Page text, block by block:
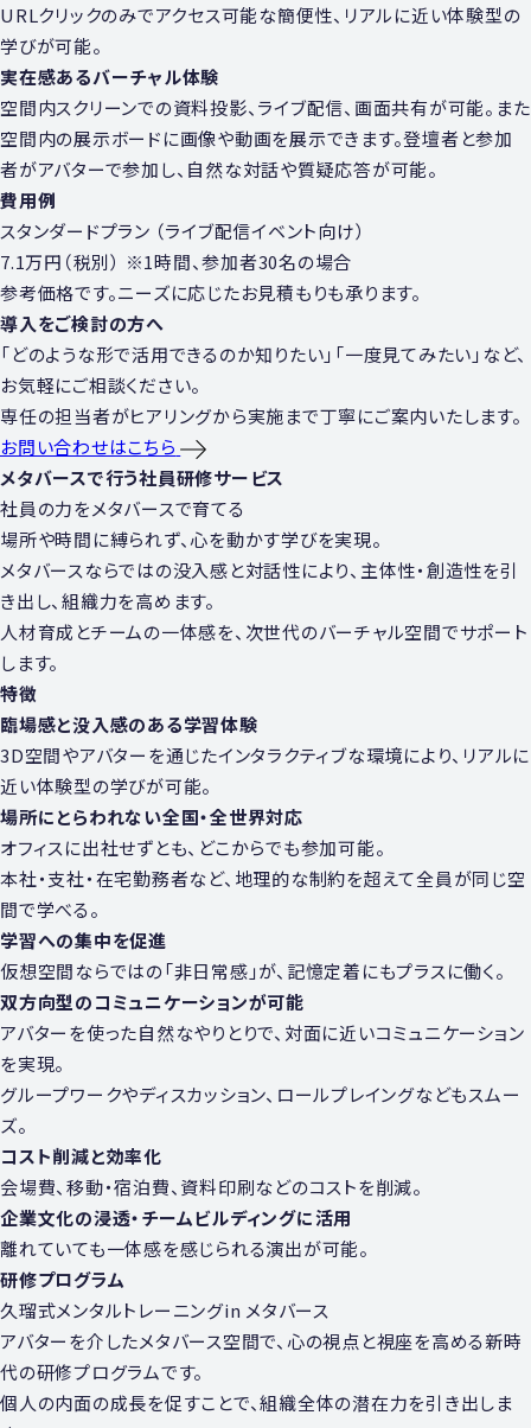
URLクリックのみでアクセス可能な簡便性、リアルに近い体験型の
学びが可能。
実在感あるバーチャル体験
空間内スクリーンでの資料投影、ライブ配信、画面共有が可能。また
空間内の展示ボードに画像や動画を展示できます。登壇者と参加
者がアバターで参加し、⾃然な対話や質疑応答が可能。
費⽤例
スタンダードプラン （ライブ配信イベント向け）
7.1万円 （税別） ※1時間、参加者30名の場合
参考価格です。ニーズに応じたお見積もりも承ります。
導入をご検討の方へ
「どのような形で活⽤できるのか知りたい」「⼀度⾒てみたい」など、
お気軽にご相談ください。
専任の担当者がヒアリングから実施まで丁寧にご案内いたします。
お問い合わせはこちら
メタバースで⾏う社員研修サービス
社員の⼒をメタバースで育てる
場所や時間に縛られず、⼼を動かす学びを実現。
メタバースならではの没⼊感と対話性により、主体性・創造性を引
き出し、組織⼒を⾼めます。
⼈材育成とチームの⼀体感を、次世代のバーチャル空間でサポート
します。
特徴
臨場感と没⼊感のある学習体験
3D空間やアバターを通じたインタラクティブな環境により、リアルに
近い体験型の学びが可能。
場所にとらわれない全国・全世界対応
オフィスに出社せずとも、どこからでも参加可能。
本社・⽀社・在宅勤務者など、地理的な制約を超えて全員が同じ空
間で学べる。
学習への集中を促進
仮想空間ならではの「⾮⽇常感」が、記憶定着にもプラスに働く。
双⽅向型のコミュニケーションが可能
アバターを使った⾃然なやりとりで、対⾯に近いコミュニケーション
を実現。
グループワークやディスカッション、ロールプレイングなどもスムー
ズ。
コスト削減と効率化
会場費、移動・宿泊費、資料印刷などのコストを削減。
企業⽂化の浸透・チームビルディングに活⽤
離れていても⼀体感を感じられる演出が可能。
研修プログラム
久瑠式メンタルトレーニングin メタバース
アバターを介したメタバース空間で、⼼の視点と視座を⾼める新時
代の研修プログラムです。
個⼈の内⾯の成⻑を促すことで、組織全体の潜在⼒を引き出しま